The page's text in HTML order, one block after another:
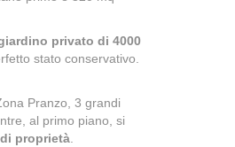
privato di 4000
stato conservativo.
Pranzo, 3 grandi
al primo piano, si
proprietà.